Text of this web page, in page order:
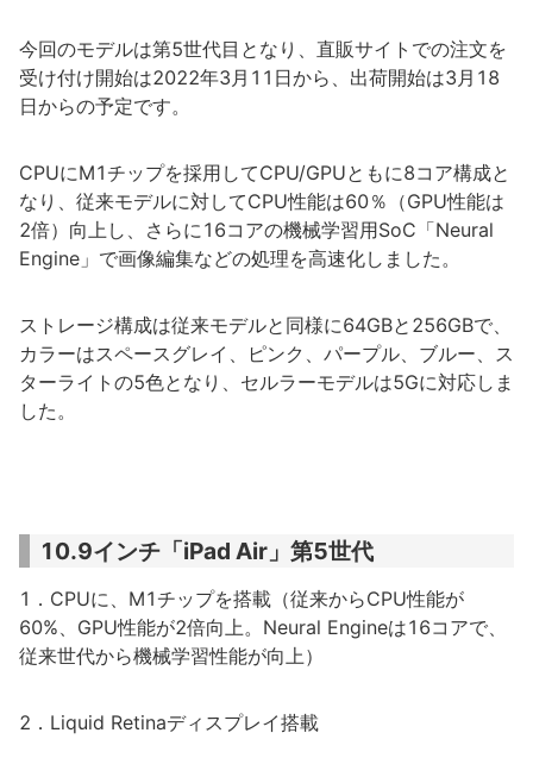
今回のモデルは第5世代目となり、直販サイトでの注文を
受け付け開始は2022年3月11日から、出荷開始は3月18
日からの予定です。
CPUにM1チップを採用してCPU/GPUともに8コア構成と
なり、従来モデルに対してCPU性能は60％（GPU性能は
2倍）向上し、さらに16コアの機械学習用SoC「Neural
Engine」で画像編集などの処理を高速化しました。
ストレージ構成は従来モデルと同様に64GBと256GBで、
カラーはスペースグレイ、ピンク、パープル、ブルー、ス
ターライトの5色となり、セルラーモデルは5Gに対応しま
した。
10.9インチ「iPad Air」第5世代
1．CPUに、M1チップを搭載（従来からCPU性能が
60%、GPU性能が2倍向上。Neural Engineは16コアで、
従来世代から機械学習性能が向上）
2．Liquid Retinaディスプレイ搭載